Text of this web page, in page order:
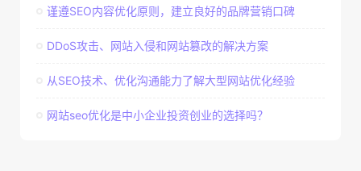
谨遵SEO内容优化原则，建立良好的品牌营销口碑
DDoS攻击、网站入侵和网站篡改的解决方案
从SEO技术、优化沟通能力了解大型网站优化经验
网站seo优化是中小企业投资创业的选择吗？